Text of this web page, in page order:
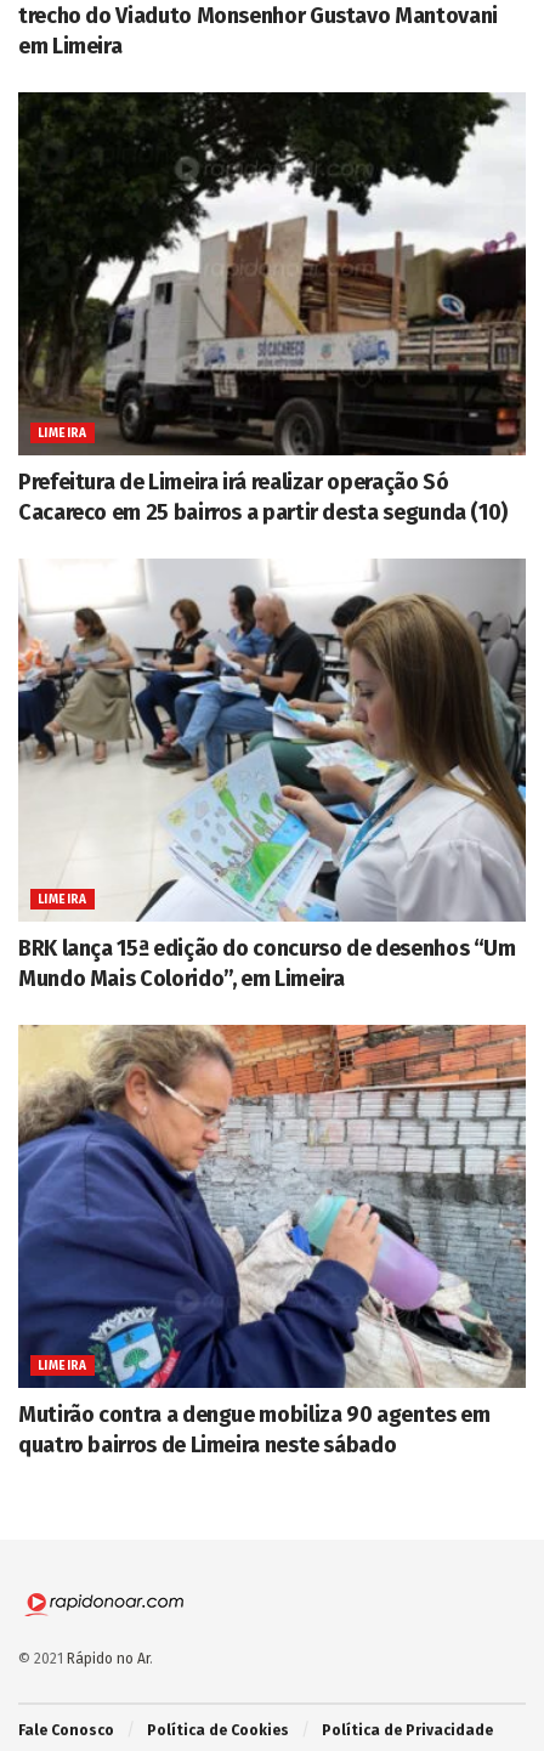
trecho do Viaduto Monsenhor Gustavo Mantovani
em Limeira
LIMEIRA
Prefeitura de Limeira irá realizar operação Só
Cacareco em 25 bairros a partir desta segunda (10)
LIMEIRA
BRK lança 15ª edição do concurso de desenhos “Um
Mundo Mais Colorido”, em Limeira
LIMEIRA
Mutirão contra a dengue mobiliza 90 agentes em
quatro bairros de Limeira neste sábado
© 2021 Rápido no Ar.
Fale Conosco Política de Cookies Política de Privacidade